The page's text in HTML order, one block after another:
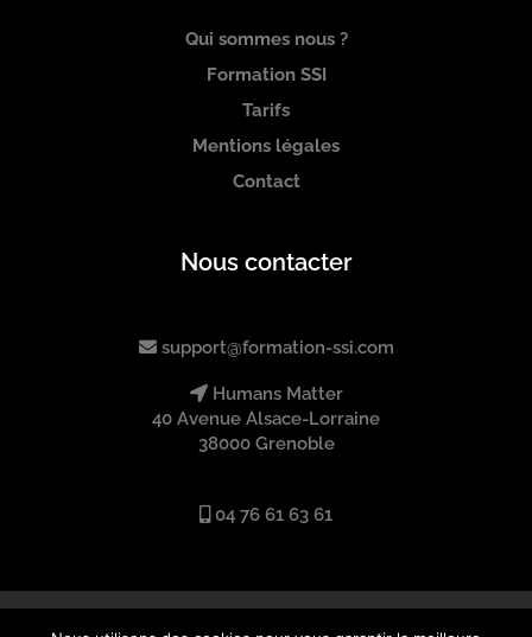
Qui sommes nous ?
Formation SSI
Tarifs
Mentions légales
Contact
Nous contacter
support@formation-ssi.com
Humans Matter
40 Avenue Alsace-Lorraine
38000 Grenoble
04 76 61 63 61